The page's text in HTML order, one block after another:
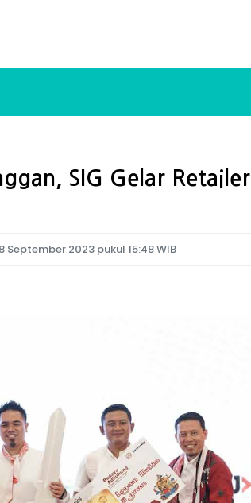
SIG Gelar Retailer
September 2023 pukul 15:48 WIB